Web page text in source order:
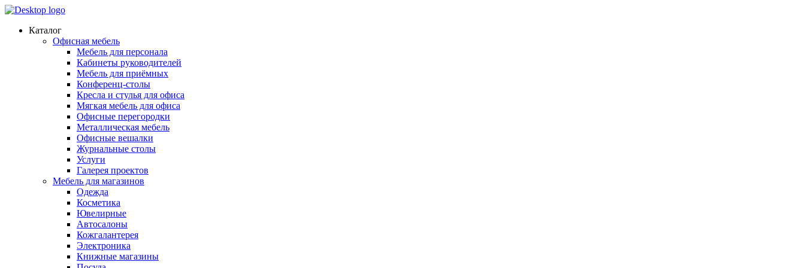
Каталог
Офисная мебель
Мебель для персонала
Кабинеты руководителей
Мебель для приёмных
Конференц-столы
Кресла и стулья для офиса
Мягкая мебель для офиса
Офисные перегородки
Металлическая мебель
Офисные вешалки
Журнальные столы
Услуги
Галерея проектов
Мебель для магазинов
Одежда
Косметика
Ювелирные
Автосалоны
Кожгалантерея
Электроника
Книжные магазины